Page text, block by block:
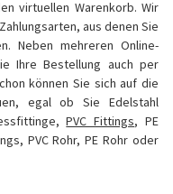
virtuellen Warenkorb. Wir
aus denen Sie
Neben mehreren Online-
Ihre Bestellung auch per
können Sie sich auf die
egal ob Sie Edelstahl
PVC Fittings, PE
PVC Rohr, PE Rohr oder